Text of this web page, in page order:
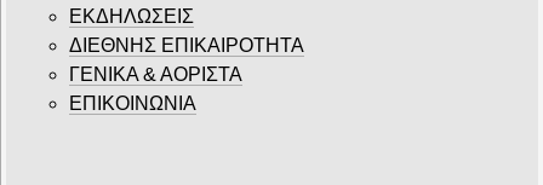
ΕΚΔΗΛΩΣΕΙΣ
ΔΙΕΘΝΗΣ ΕΠΙΚΑΙΡΟΤΗΤΑ
ΓΕΝΙΚΑ & ΑΟΡΙΣΤΑ
ΕΠΙΚΟΙΝΩΝΙΑ